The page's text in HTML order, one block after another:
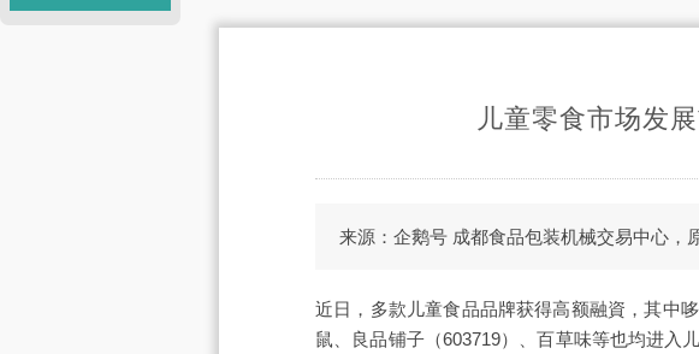
儿童零食市场发
来源：企鹅号 成都食品包装机械交易中心，
近日，多款儿童食品品牌获得高额融資，其中
鼠、良品铺子（603719）、百草味等也均进入